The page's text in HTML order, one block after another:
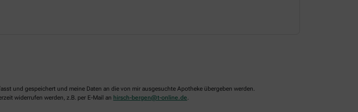
und gespeichert und meine Daten an die von mir ausgesuchte Apotheke übergeben werden.
widerrufen werden, z.B. per E-Mail an hirsch-bergen@t-online.de.